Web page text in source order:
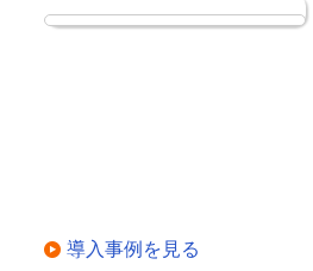
導入事例を見る